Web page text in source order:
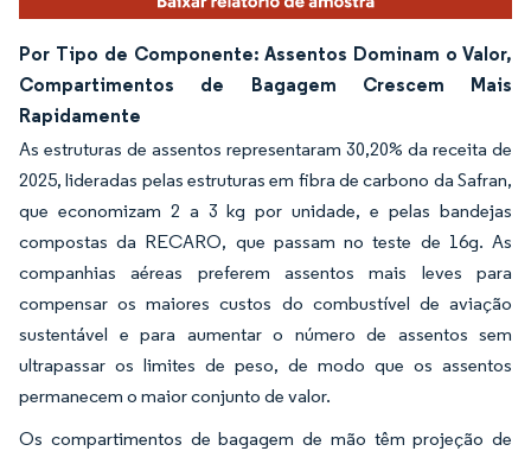
Por Tipo de Componente: Assentos Dominam o Valor,
Compartimentos de Bagagem Crescem Mais
Rapidamente
As estruturas de assentos representaram 30,20% da receita de
2025, lideradas pelas estruturas em fibra de carbono da Safran,
que economizam 2 a 3 kg por unidade, e pelas bandejas
compostas da RECARO, que passam no teste de 16g. As
companhias aéreas preferem assentos mais leves para
compensar os maiores custos do combustível de aviação
sustentável e para aumentar o número de assentos sem
ultrapassar os limites de peso, de modo que os assentos
permanecem o maior conjunto de valor.
Os compartimentos de bagagem de mão têm projeção de